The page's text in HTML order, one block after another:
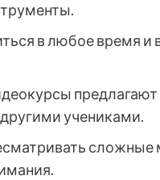
в любое время и
учениками.
сложные